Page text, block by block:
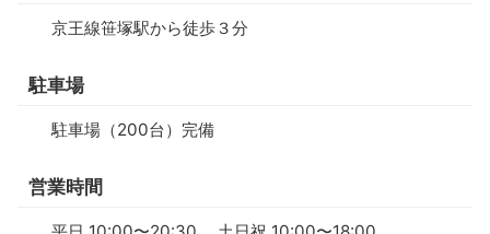
京王線笹塚駅から徒歩３分
駐車場
駐車場（200台）完備
営業時間